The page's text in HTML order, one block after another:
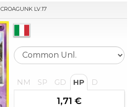
CROAGUNK LV.17
NM SP GD HP D
1,71 €